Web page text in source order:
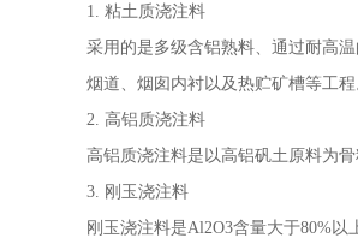
1. 粘土质浇注料
采用的是多级含铝熟料、通过耐高
烟道、烟囱内衬以及热贮矿槽等工程
2. 高铝质浇注料
高铝质浇注料是以高铝矾土原料为
3. 刚玉浇注料
刚玉浇注料是Al2O3含量大于80%